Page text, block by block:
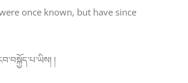
once known, but have since
།